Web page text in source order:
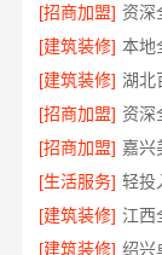
[招商加盟]
[建筑装修]
[建筑装修]
[招商加盟]
[招商加盟] 嘉兴
[生活服务]
[建筑装修]
[建筑装修]